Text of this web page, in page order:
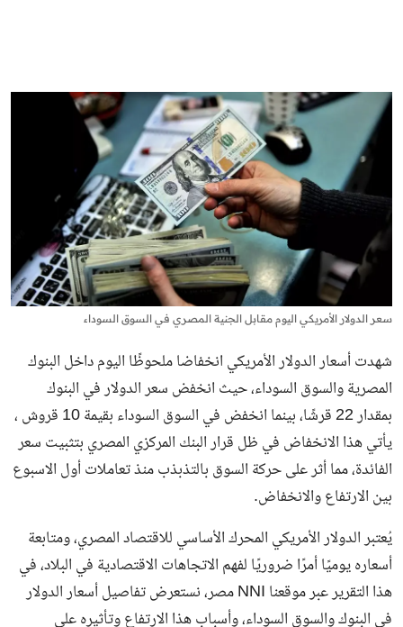
سعر الدولار الأمريكي اليوم مقابل الجنية المصري في السوق السوداء
شهدت أسعار الدولار الأمريكي انخفاضا ملحوظًا اليوم داخل البنوك
المصرية والسوق السوداء، حيث انخفض سعر الدولار في البنوك
بمقدار 22 قرشًا، بينما انخفض في السوق السوداء بقيمة 10 قروش ،
يأتي هذا الانخفاض في ظل قرار البنك المركزي المصري بتثبيت سعر
الفائدة، مما أثر على حركة السوق بالتذبذب منذ تعاملات أول الاسبوع
بين الارتفاع والانخفاض.
يُعتبر الدولار الأمريكي المحرك الأساسي للاقتصاد المصري، ومتابعة
أسعاره يوميًا أمرًا ضروريًا لفهم الاتجاهات الاقتصادية في البلاد، في
هذا التقرير عبر موقعنا NNI مصر، نستعرض تفاصيل
أسعار الدولار
في البنوك والسوق السوداء، وأسباب هذا الارتفاع وتأثيره على